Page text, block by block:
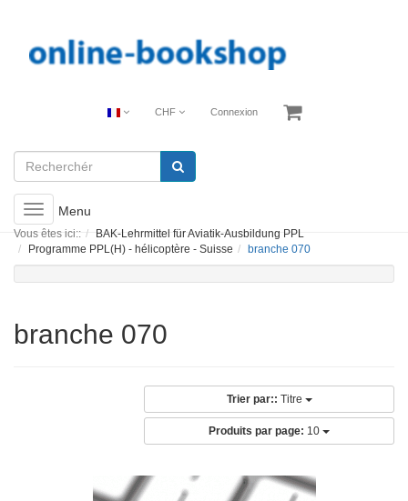
CHF Connexion
Toggle
navigation
Menu
Vous êtes ici::
BAK-Lehrmittel für Aviatik-Ausbildung PPL
Programme PPL(H) - hélicoptère - Suisse
branche 070
branche 070
Trier par:: Titre
Produits par page: 10